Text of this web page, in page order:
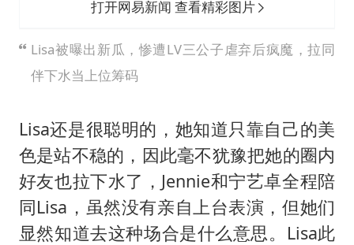
打开网易新闻 查看精彩图片
Lisa被曝出新瓜，惨遭LV三公子虐弃后疯魔，拉同
伴下水当上位筹码
Lisa还是很聪明的，她知道只靠自己的美
色是站不稳的，因此毫不犹豫把她的圈内
好友也拉下水了，Jennie和宁艺卓全程陪
同Lisa，虽然没有亲自上台表演，但她们
显然知道去这种场合是什么意思。Lisa此